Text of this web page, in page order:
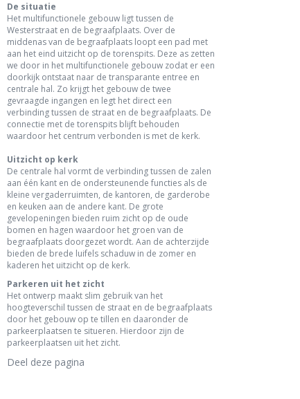
De situatie
Het multifunctionele gebouw ligt tussen de
Westerstraat en de begraafplaats. Over de
middenas van de begraafplaats loopt een pad met
aan het eind uitzicht op de torenspits. Deze as zetten
we door in het multifunctionele gebouw zodat er een
doorkijk ontstaat naar de transparante entree en
centrale hal. Zo krijgt het gebouw de twee
gevraagde ingangen en legt het direct een
verbinding tussen de straat en de begraafplaats. De
connectie met de torenspits blijft behouden
waardoor het centrum verbonden is met de kerk.
Uitzicht op kerk
De centrale hal vormt de verbinding tussen de zalen
aan één kant en de ondersteunende functies als de
kleine vergaderruimten, de kantoren, de garderobe
en keuken aan de andere kant. De grote
gevelopeningen bieden ruim zicht op de oude
bomen en hagen waardoor het groen van de
begraafplaats doorgezet wordt. Aan de achterzijde
bieden de brede luifels schaduw in de zomer en
kaderen het uitzicht op de kerk.
Parkeren uit het zicht
Het ontwerp maakt slim gebruik van het
hoogteverschil tussen de straat en de begraafplaats
door het gebouw op te tillen en daaronder de
parkeerplaatsen te situeren. Hierdoor zijn de
parkeerplaatsen uit het zicht.
Deel deze pagina